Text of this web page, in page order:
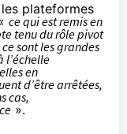
plateformes
ce qui est remis en
tenu du rôle pivot
sont les grandes
l’échelle
en
d’être arrêtées,
cas,
».